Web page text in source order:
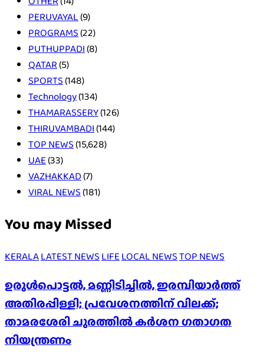
PERUVAYAL(9)
PROGRAMS(22)
PUTHUPPADI(8)
QATAR(5)
SPORTS(148)
Technology(134)
THAMARASSERY(126)
THIRUVAMBADI(144)
TOP NEWS(15,628)
UAE(33)
VAZHAKKAD(7)
VIRAL NEWS(181)
You may Missed
KERALALATEST NEWSLIFELOCAL NEWSTOP NEWS
ഉരുൾപൊട്ടൽ, മണ്ണിടിച്ചിൽ, ഇരമ്പിയാര്‍ത്ത്
അതിരപ്പിള്ളി; പ്രവേശനത്തിന് വിലക്ക്;
താമരശേരി ചുരത്തില്‍ കര്‍ശന ഗതാഗത
നിയന്ത്രണം